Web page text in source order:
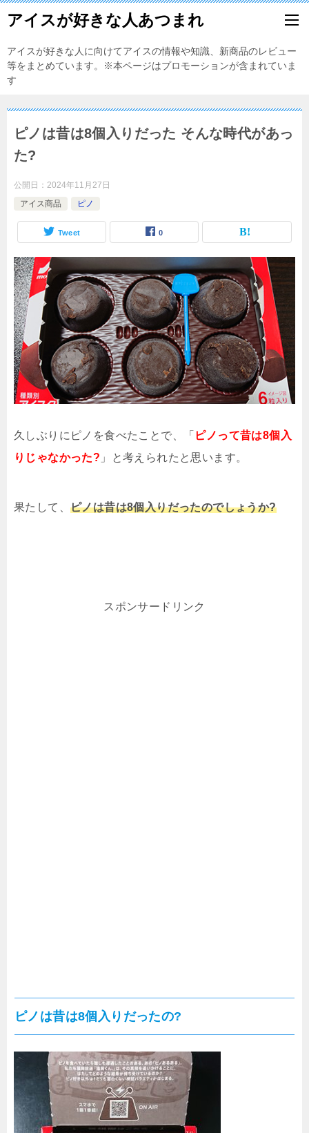
アイスが好きな人あつまれ
アイスが好きな人に向けてアイスの情報や知識、新商品のレビュー
等をまとめています。※本ページはプロモーションが含まれていま
す
ピノは昔は8個入りだった そんな時代があっ
た?
公開日： 2024年11月27日
アイス商品
ピノ
Tweet 0
久しぶりにピノを食べたことで、「 ピノって昔は8個入
りじゃなかった? 」と考えられたと思います。
果たして、 ピノは昔は8個入りだったのでしょうか?
スポンサードリンク
ピノは昔は8個入りだったの?